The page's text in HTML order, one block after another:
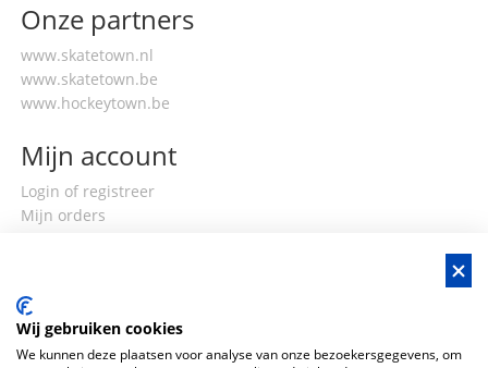
Onze partners
www.skatetown.nl
www.skatetown.be
www.hockeytown.be
Mijn account
Login of registreer
Mijn orders
Wij gebruiken cookies
We kunnen deze plaatsen voor analyse van onze bezoekersgegevens, om